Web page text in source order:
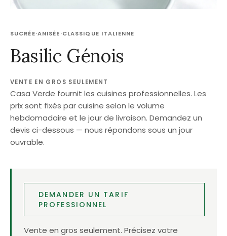
SUCRÉE·ANISÉE·CLASSIQUE ITALIENNE
Basilic Génois
VENTE EN GROS SEULEMENT
Casa Verde fournit les cuisines professionnelles. Les
prix sont fixés par cuisine selon le volume
hebdomadaire et le jour de livraison. Demandez un
devis ci-dessous — nous répondons sous un jour
ouvrable.
DEMANDER UN TARIF
PROFESSIONNEL
Vente en gros seulement. Précisez votre